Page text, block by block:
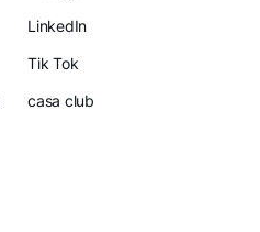
LinkedIn
Tik Tok
casa club